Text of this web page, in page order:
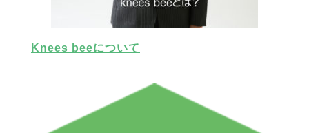
Knees beeについて